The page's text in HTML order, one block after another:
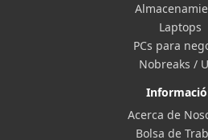
Laptops
PCs para
Nobreaks /
Acerca de
Bolsa de